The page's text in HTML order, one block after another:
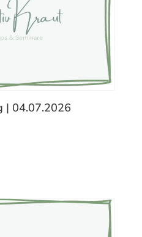
| 04.07.2026